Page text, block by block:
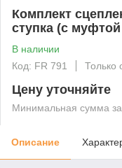
Комплект
ступка (с муфтой
В наличии
Код: FR 791
Только
Цену уточняйте
Минимальная сумма
Описание